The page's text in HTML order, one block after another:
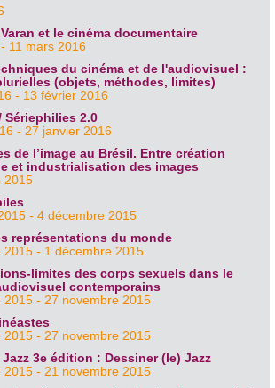
et le cinéma documentaire
11 mars 2016
du cinéma et de l'audiovisuel :
(objets, méthodes, limites)
- 13 février 2016
Sériephilies 2.0
- 27 janvier 2016
de l’image au Brésil. Entre création
et industrialisation des images
2015
- 4 décembre 2015
représentations du monde
2015 - 1 décembre 2015
limites des corps sexuels dans le
contemporains
2015 - 27 novembre 2015
2015 - 27 novembre 2015
3e édition : Dessiner (le) Jazz
2015 - 21 novembre 2015